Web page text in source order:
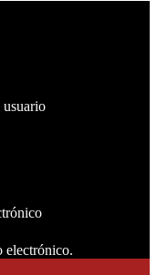
usuario
electrónico.